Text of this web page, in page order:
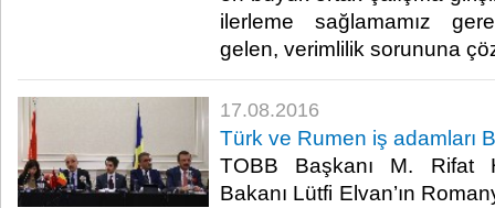
ilerleme sağlamamız
gelen, verimlilik sorununa
17.08.2016
Türk ve Rumen iş adamları
TOBB Başkanı M. Rifat
Bakanı Lütfi Elvan’ın